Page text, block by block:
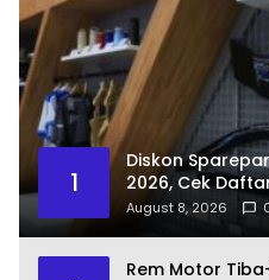
1
Diskon
2026, Cek
August 8, 2026
Rem Motor